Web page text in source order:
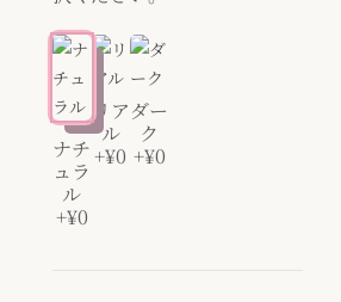
ナチ
ュラ
ル
+¥0
リア
ル
+¥0
ダー
ク
+¥0